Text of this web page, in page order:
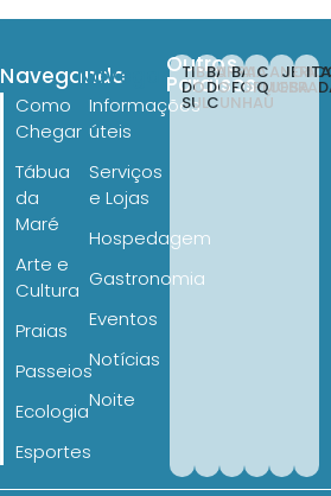
Navegando
Como
Chegar
Tábua
da
Maré
Arte e
Cultura
Praias
Passeios
Ecologia
Esportes
Navegando
Informações
úteis
Serviços
e Lojas
Hospedagem
Gastronomia
Eventos
Notícias
Noite
Outros
Paraísos
TIBAU
DO
SUL
BARRA
DO
CUNHAÚ
BAIA
FORMOSA
CANOA